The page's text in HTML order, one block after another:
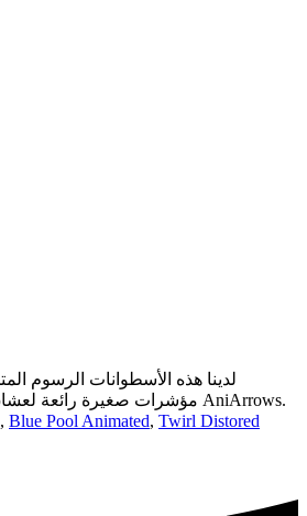
الإلكترونية وإضافة عنصر جذاب بصريا إلى أنشطتك التصفح. مؤشرات بأجواء AniArrows لأسلوب خاص. من الكلاسيكية إلى العصرية - كل شيء بأسلوب AniArrows. مؤشرات صغيرة رائعة لعشاق AniArrows.
, Blue Pool Animated, Twirl Distored